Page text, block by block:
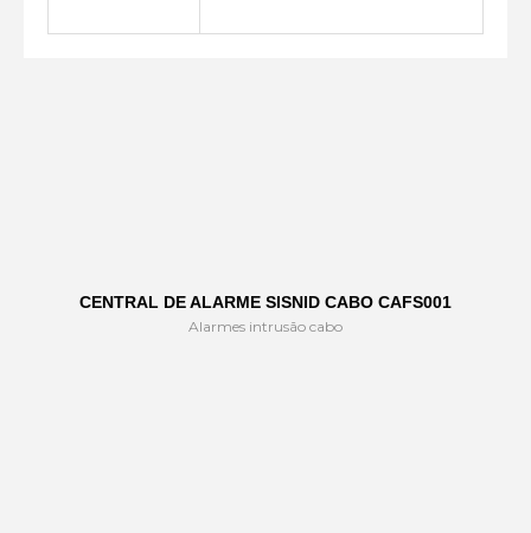
CENTRAL DE ALARME SISNID CABO CAFS001
Alarmes intrusão cabo